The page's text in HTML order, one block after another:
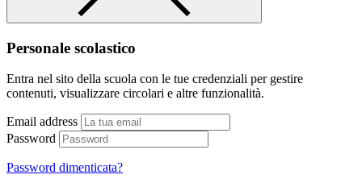
Personale scolastico
Entra nel sito della scuola con le tue credenziali per gestire
contenuti, visualizzare circolari e altre funzionalità.
Email address
Password
Password dimenticata?